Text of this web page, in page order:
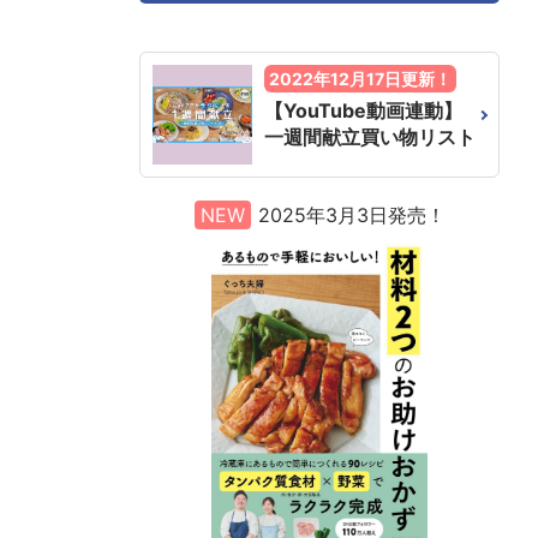
2022年12月17日更新！
【YouTube動画連動】
一週間献立買い物リスト
NEW 2025年3月3日発売！